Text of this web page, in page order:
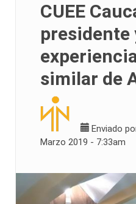
CUEE
presidente
similar de
Enviado
Marzo 2019 - 7:33am